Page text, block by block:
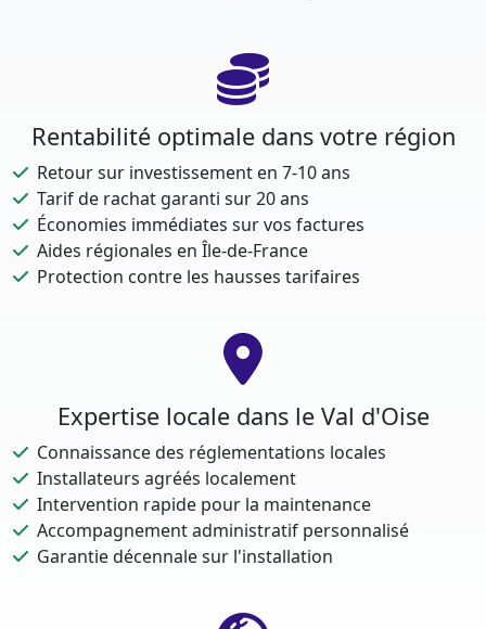
Rentabilité optimale dans votre région
Retour sur investissement en 7-10 ans
Tarif de rachat garanti sur 20 ans
Économies immédiates sur vos factures
Aides régionales en Île-de-France
Protection contre les hausses tarifaires
Expertise locale dans le Val d'Oise
Connaissance des réglementations locales
Installateurs agréés localement
Intervention rapide pour la maintenance
Accompagnement administratif personnalisé
Garantie décennale sur l'installation